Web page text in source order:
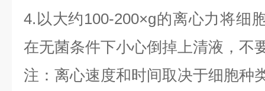
4.以大约100-200×g的离心力将细
在无菌条件下小心倒掉上清液，不
注：离心速度和时间取决于细胞种